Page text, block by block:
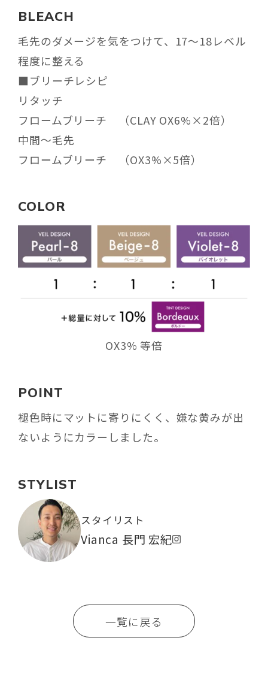
BLEACH
毛先のダメージを気をつけて、 17〜18レベル
程度に整える
■ブリーチレシピ
リタッチ
フロームブリーチ （CLAY OX6%×2倍）
中間〜毛先
フロームブリーチ （OX3%×5倍）
COLOR
OX3% 等倍
POINT
褪色時にマットに寄りにくく、嫌な黄みが出
ないようにカラーしました。
STYLIST
スタイリスト
Vianca 長門 宏紀
一覧に戻る